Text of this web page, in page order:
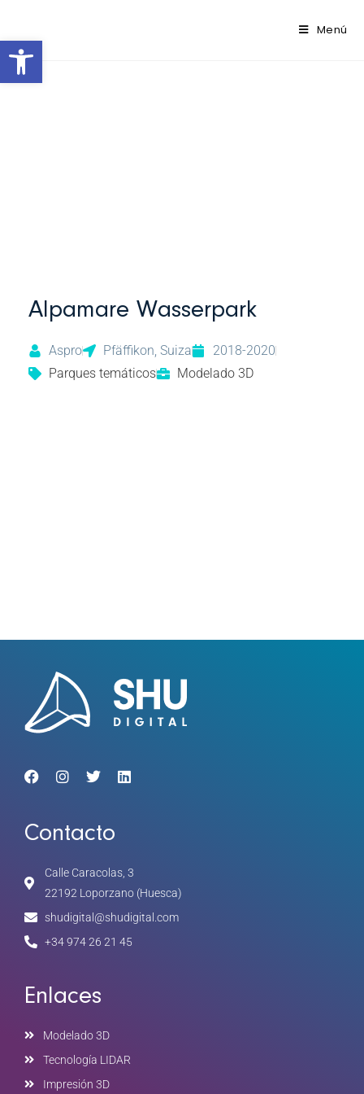
Abrir barra de herramientas
Menú
Alpamare Wasserpark
Aspro Pfäffikon, Suiza
2018-2020
Parques temáticos
Modelado 3D
Contacto
Calle Caracolas, 3
22192 Loporzano (Huesca)
shudigital@shudigital.com
+34 974 26 21 45
Enlaces
Modelado 3D
Tecnología LIDAR
Impresión 3D